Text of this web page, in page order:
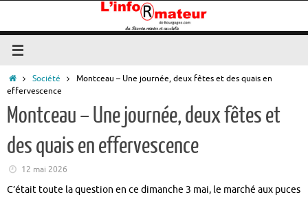
contenu
Accueil
Société
Montceau – Une journée, deux fêtes et des quais en
effervescence
Montceau – Une journée, deux fêtes et
des quais en effervescence
12 mai 2026
C’était toute la question en ce dimanche 3 mai, le marché aux puces